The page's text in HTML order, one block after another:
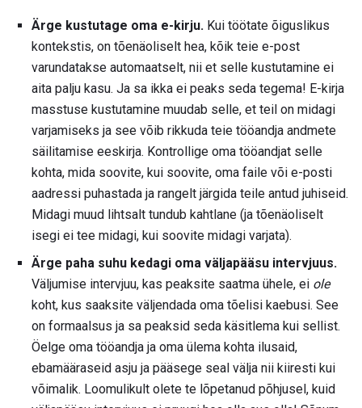
Ärge kustutage oma e-kirju. Kui töötate õiguslikus
kontekstis, on tõenäoliselt hea, kõik teie e-post
varundatakse automaatselt, nii et selle kustutamine ei
aita palju kasu. Ja sa ikka ei peaks seda tegema! E-kirja
masstuse kustutamine muudab selle, et teil on midagi
varjamiseks ja see võib rikkuda teie tööandja andmete
säilitamise eeskirja. Kontrollige oma tööandjat selle
kohta, mida soovite, kui soovite, oma faile või e-posti
aadressi puhastada ja rangelt järgida teile antud juhiseid.
Midagi muud lihtsalt tundub kahtlane (ja tõenäoliselt
isegi ei tee midagi, kui soovite midagi varjata).
Ärge paha suhu kedagi oma väljapääsu intervjuus.
Väljumise intervjuu, kas peaksite saatma ühele, ei ole
koht, kus saaksite väljendada oma tõelisi kaebusi. See
on formaalsus ja sa peaksid seda käsitlema kui sellist.
Öelge oma tööandja ja oma ülema kohta ilusaid,
ebamääraseid asju ja pääsege seal välja nii kiiresti kui
võimalik. Loomulikult olete te lõpetanud põhjusel, kuid